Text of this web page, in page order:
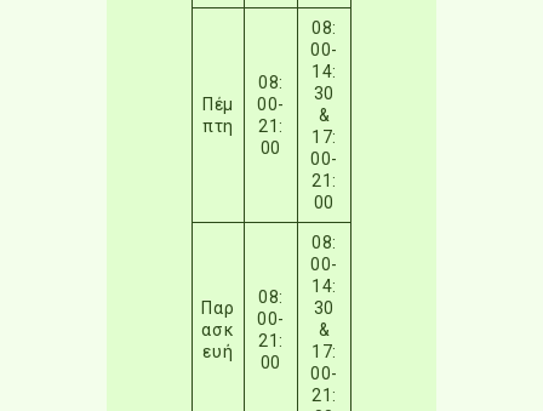
Πέμ
πτη
08:
00-
21:
00
08:
00-
14:
30
&
17:
00-
21:
00
Παρ
ασκ
ευή
08:
00-
21:
00
08:
00-
14:
30
&
17:
00-
21: